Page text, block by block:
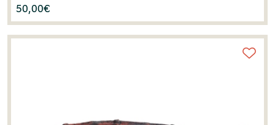
50,00€